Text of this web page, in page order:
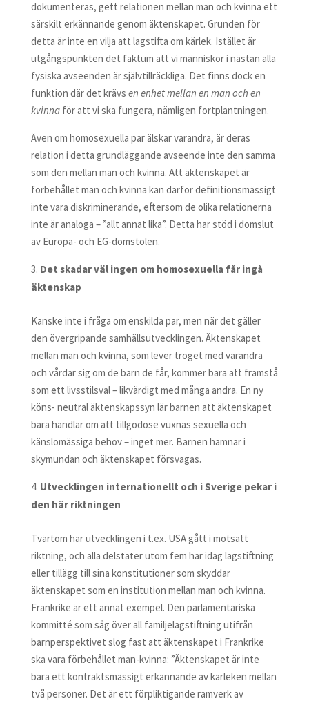
dokumenteras, gett relationen mellan man och kvinna ett
särskilt erkännande genom äktenskapet. Grunden för
detta är inte en vilja att lagstifta om kärlek. Istället är
utgångspunkten det faktum att vi människor i nästan alla
fysiska avseenden är självtillräckliga. Det finns dock en
funktion där det krävs en enhet mellan en man och en
kvinna för att vi ska fungera, nämligen fortplantningen.
Även om homosexuella par älskar varandra, är deras
relation i detta grundläggande avseende inte den samma
som den mellan man och kvinna. Att äktenskapet är
förbehållet man och kvinna kan därför definitionsmässigt
inte vara diskriminerande, eftersom de olika relationerna
inte är analoga – ”allt annat lika”. Detta har stöd i domslut
av Europa- och EG-domstolen.
Det skadar väl ingen om homosexuella får ingå
äktenskap
Kanske inte i fråga om enskilda par, men när det gäller
den övergripande samhällsutvecklingen. Äktenskapet
mellan man och kvinna, som lever troget med varandra
och vårdar sig om de barn de får, kommer bara att framstå
som ett livsstilsval – likvärdigt med många andra. En ny
köns- neutral äktenskapssyn lär barnen att äktenskapet
bara handlar om att tillgodose vuxnas sexuella och
känslomässiga behov – inget mer. Barnen hamnar i
skymundan och äktenskapet försvagas.
Utvecklingen internationellt och i Sverige pekar i
den här riktningen
Tvärtom har utvecklingen i t.ex. USA gått i motsatt
riktning, och alla delstater utom fem har idag lagstiftning
eller tillägg till sina konstitutioner som skyddar
äktenskapet som en institution mellan man och kvinna.
Frankrike är ett annat exempel. Den parlamentariska
kommitté som såg över all familjelagstiftning utifrån
barnperspektivet slog fast att äktenskapet i Frankrike
ska vara förbehållet man-kvinna: ”Äktenskapet är inte
bara ett kontraktsmässigt erkännande av kärleken mellan
två personer. Det är ett förpliktigande ramverk av